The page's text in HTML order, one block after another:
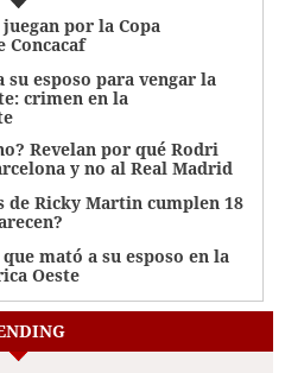
por la Copa
Concacaf
esposo para vengar la
crimen en la
Revelan por qué Rodri
y no al Real Madrid
de Ricky Martin cumplen 18
mató a su esposo en la
Oeste